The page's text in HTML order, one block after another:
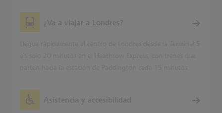
¿Va a viajar a Londres?
Asistencia y accesibilidad